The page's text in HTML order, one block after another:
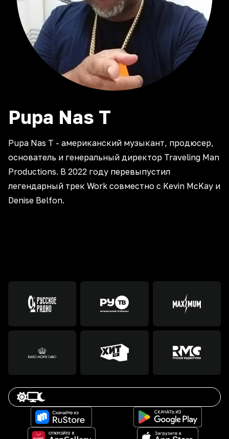
Pupa Nas T
Pupa Nas T - американский музыкант, продюсер,
основатель и генеральный директор Traveling Man
Productions. В 2022 году перевыпустил
легендарный трек Work совместно с Kevin McKay и
Denise Belfon.